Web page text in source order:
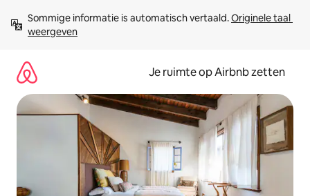
direct
naar
Sommige informatie is automatisch vertaald. Originele taal
weergeven
Je ruimte op Airbnb zetten